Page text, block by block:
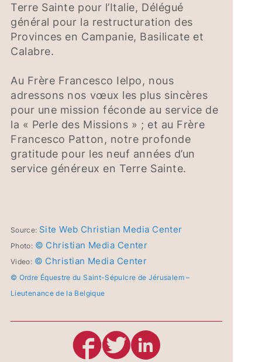
Terre Sainte pour l’Italie, Délégué
général pour la restructuration des
Provinces en Campanie, Basilicate et
Calabre.
Au Frère Francesco Ielpo, nous
adressons nos vœux les plus sincères
pour une mission féconde au service de
la « Perle des Missions » ; et au Frère
Francesco Patton, notre profonde
gratitude pour les neuf années d’un
service généreux en Terre Sainte.
Source: Site Web Christian Media Center
Photo: © Christian Media Center
Video: © Christian Media Center
© Ordre Équestre du Saint-Sépulcre de Jérusalem –
Lieutenance de la Belgique